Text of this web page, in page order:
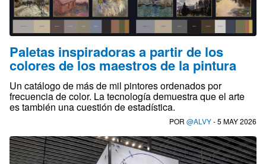
Paletas inspiradoras a partir de los
colores de los maestros de la pintura
Un catálogo de más de mil pintores ordenados por
frecuencia de color. La tecnología demuestra que el arte
es también una cuestión de estadística.
POR @ALVY- 5 MAY 2026